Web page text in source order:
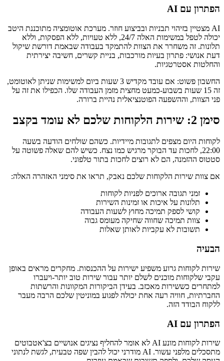
הפתרון עם AI
AI מצטיין בזיהוי תבניות ובביצוע חוזר. מערכת אוטומציה מתוכננת היטב
יכולה לטפל במשימות האלה 24/7, ללא טעויות, ללא הפסקות, וללא
תלונות. זה משחרר את הצוות להתמקד בעבודה שבאמת דורשת שיקול
דעת אנושי: פתרון בעיות מורכבות, בניית קשרים, חשיבה יצירתית
והחלטות אסטרטגיות.
החשבון פשוט: אם עובד מקדיש 3 שעות ביום למשימות שניתן לאוטומט,
זה 15 שעות בשבוע-כמעט מחצית מזמן העבודה שלו. הכפילו את זה על
פני הצוות, וההשפעה הפוטנציאלית נהיית ברורה.
סימן 2: שירות הלקוחות שלכם לא עומד בקצב
לקוחות היום מצפים לתגובות מיידיות. כשהם שולחים הודעה בשעה
22:00, לחכות עד הבוקר מרגיש כמו נצח. כשיש להם שאלה פשוטה על
סטטוס ההזמנה, הם לא רוצים לחכות בתור טלפוני.
אם צוות שירות הלקוחות שלכם נאבק, תראו את סימני האזהרה האלה:
זמני תגובה ארוכים לפניות לקוחות
תלונות על איכות או זמינות השירות
קושי לספק תמיכה מחוץ לשעות העבודה
צוות תמיכה שחווה שחיקה מעומס גבוה
תשובות לא עקביות לאותן שאלות
הבעיה
שירות לקוחות גרוע משפיע ישירות על ההכנסות. מחקרים מראים באופן
עקבי שלקוחות מוכנים לשלם יותר עבור שירות טוב יותר-ויעברו
למתחרים כששירות מאכזב. בעידן הביקורות המקוונות והרשתות
החברתיות, חוויה רעה אחת יכולה לפגוע במוניטין שלכם הרבה מעבר
ללקוח הבודד הזה.
הפתרון עם AI
שירות לקוחות מונע AI לא אומר להחליף נציגים אנושיים בצ'אטבוטים
מתסכלים מלפני עשור. AI מודרני יכול להבין שפה טבעית, לגשת לנתוני